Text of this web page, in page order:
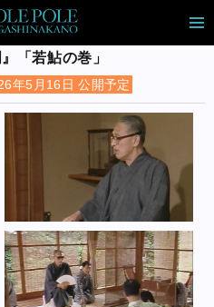
「若鮎の巻」
年5月16日 公開予定